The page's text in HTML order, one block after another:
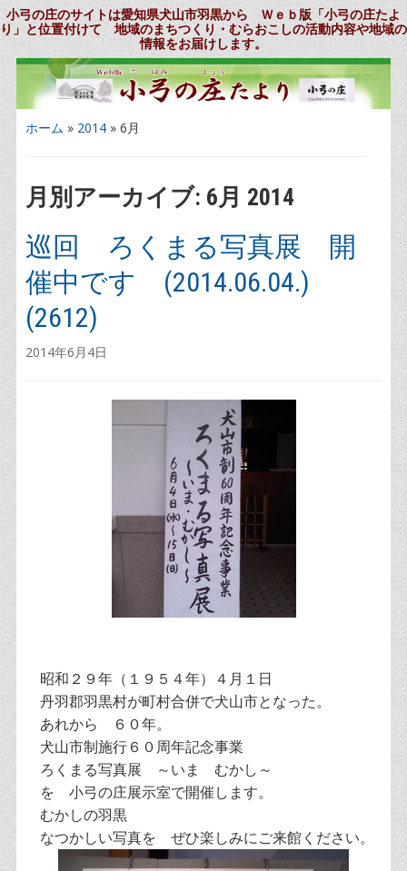
小弓の庄のサイトは愛知県犬山市羽黒から Ｗｅｂ版「小弓の庄たよ
り」と位置付けて 地域のまちつくり・むらおこしの活動内容や地域の
情報をお届けします。
ホーム » 2014» 6月
月別アーカイブ: 6月 2014
巡回 ろくまる写真展 開
催中です (2014.06.04.)
(2612)
2014年6月4日
昭和２９年（１９５４年）４月１日
丹羽郡羽黒村が町村合併で犬山市となった。
あれから ６０年。
犬山市制施行６０周年記念事業
ろくまる写真展 ～いま むかし～
を 小弓の庄展示室で開催します。
むかしの羽黒
なつかしい写真を ぜひ楽しみにご来館ください。